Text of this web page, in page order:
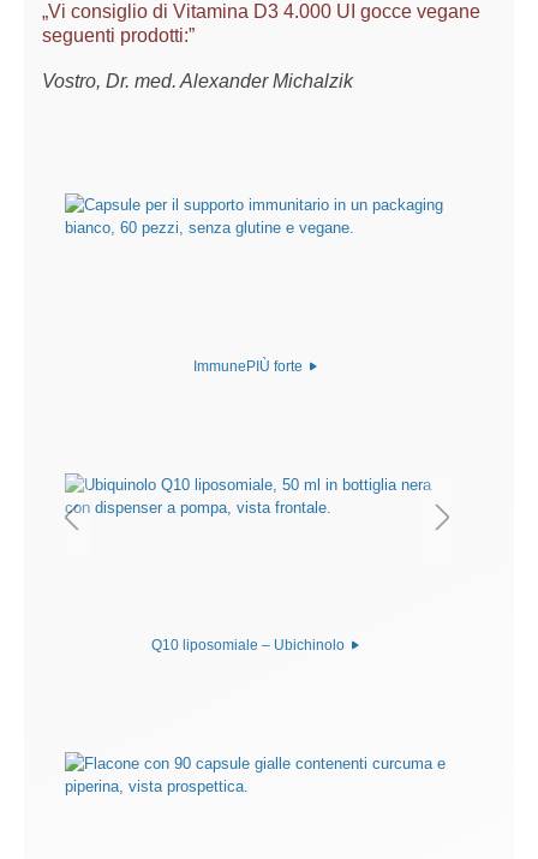
„Vi consiglio di Vitamina D3 4.000 UI gocce vegane
seguenti prodotti:”
Vostro, Dr. med. Alexander Michalzik
ImmunePIÙ forte
Q10 liposomiale – Ubichinolo